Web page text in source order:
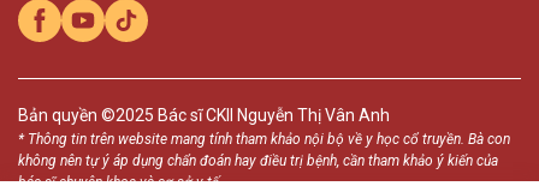
Bản quyền ©2025 Bác sĩ CKII Nguyễn Thị Vân Anh
* Thông tin trên website mang tính tham khảo nội bộ về y học cổ truyền. Bà con
không nên tự ý áp dụng chẩn đoán hay điều trị bệnh, cần tham khảo ý kiến của
bác sĩ chuyên khoa và cơ sở y tế.